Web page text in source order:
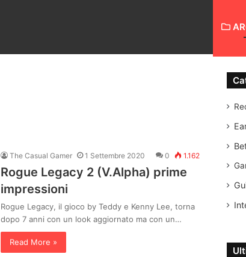
The Casual Gamer 1 Settembre 2020 0 1.162
Rogue Legacy 2 (V.Alpha) prime
impressioni
Rogue Legacy, il gioco by Teddy e Kenny Lee, torna
dopo 7 anni con un look aggiornato ma con un…
Read More »